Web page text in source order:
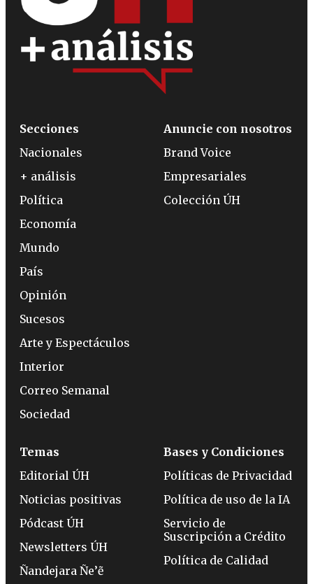
Secciones
Nacionales
+ análisis
Política
Economía
Mundo
País
Opinión
Sucesos
Arte y Espectáculos
Interior
Correo Semanal
Sociedad
Anuncie con nosotros
Brand Voice
Empresariales
Colección ÚH
Temas
Editorial ÚH
Noticias positivas
Pódcast ÚH
Newsletters ÚH
Ñandejara Ñe’ẽ
Bases y Condiciones
Políticas de Privacidad
Política de uso de la IA
Servicio de
Suscripción a Crédito
Política de Calidad